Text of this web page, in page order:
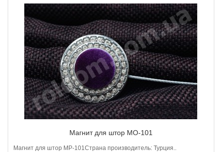
Магнит для штор MO-101
Магнит для штор МP-101Страна производитель: Турция..